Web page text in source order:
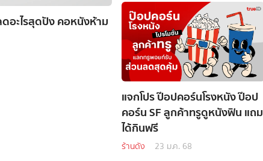
อะไรสุดปัง คอหนังห้าม
แจกโปร ป๊อปคอร์นโรงหนัง ป๊อป
คอร์น SF ลูกค้าทรูดูหนังฟิน แถม
ได้กินฟรี
ร้านดัง 23 ม.ค. 68